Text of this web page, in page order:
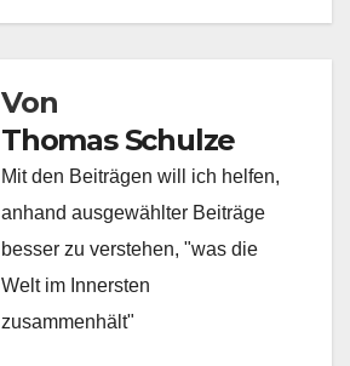
Von
Thomas Schulze
Mit den Beiträgen will ich helfen,
anhand ausgewählter Beiträge
besser zu verstehen, "was die
Welt im Innersten
zusammenhält"